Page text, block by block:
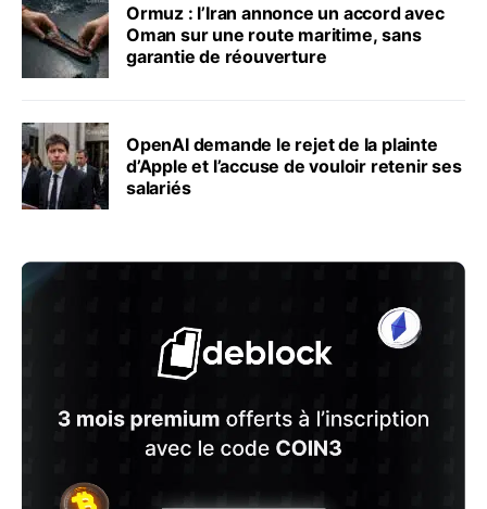
Ormuz : l’Iran annonce un accord avec
Oman sur une route maritime, sans
garantie de réouverture
OpenAI demande le rejet de la plainte
d’Apple et l’accuse de vouloir retenir ses
salariés